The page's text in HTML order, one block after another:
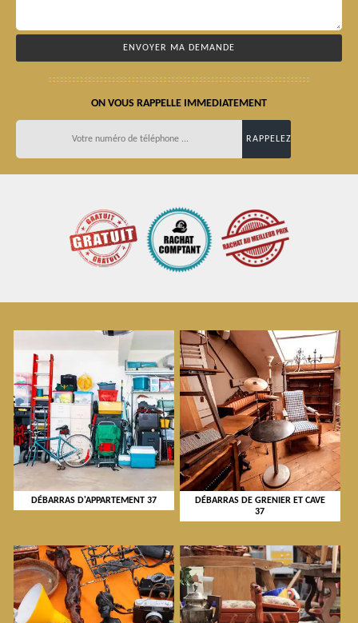
ON VOUS RAPPELLE IMMEDIATEMENT
DÉBARRAS D'APPARTEMENT 37
DÉBARRAS DE GRENIER ET CAVE
37